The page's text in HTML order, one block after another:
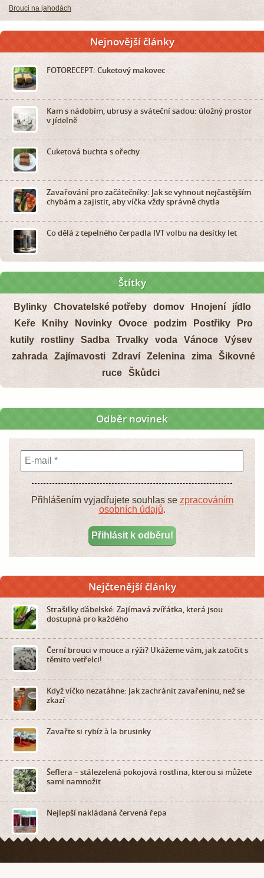
Brouci na jahodách
Nejnovější články
FOTORECEPT: Cuketový makovec
Kam s nádobím, ubrusy a sváteční sadou: úložný prostor
v jídelně
Cuketová buchta s ořechy
Zavařování pro začátečníky: Jak se vyhnout nejčastějším
chybám a zajistit, aby víčka vždy správně chytla
Co dělá z tepelného čerpadla IVT volbu na desítky let
Štítky
Bylinky Chovatelské potřeby domov Hnojení
jídlo
Keře
Knihy Novinky Ovoce podzim Postřiky
Pro
kutily
rostliny Sadba Trvalky voda Vánoce
Výsev
zahrada
Zajímavosti Zdraví Zelenina zima
Šikovné
ruce
Škůdci
Odběr novinek
Přihlášením vyjadřujete souhlas se zpracováním
osobních údajů.
Nejčtenější články
Strašilky ďábelské: Zajímavá zvířátka, která jsou
dostupná pro každého
Černí brouci v mouce a rýži? Ukážeme vám, jak zatočit s
těmito vetřelci!
Když víčko nezatáhne: Jak zachránit zavařeninu, než se
zkazí
Zavařte si rybíz à la brusinky
Šeflera – stálezelená pokojová rostlina, kterou si můžete
sami namnožit
Nejlepší nakládaná červená řepa